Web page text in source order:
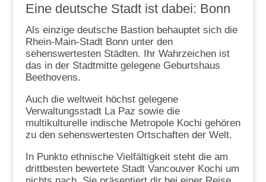
Eine deutsche Stadt ist dabei: Bonn
Als einzige deutsche Bastion behauptet sich die
Rhein-Main-Stadt Bonn unter den
sehenswertesten Städten. Ihr Wahrzeichen ist
das in der Stadtmitte gelegene Geburtshaus
Beethovens.
Auch die weltweit höchst gelegene
Verwaltungsstadt La Paz sowie die
multikulturelle indische Metropole Kochi gehören
zu den sehenswertesten Ortschaften der Welt.
In Punkto ethnische Vielfältigkeit steht die am
drittbesten bewertete Stadt Vancouver Kochi um